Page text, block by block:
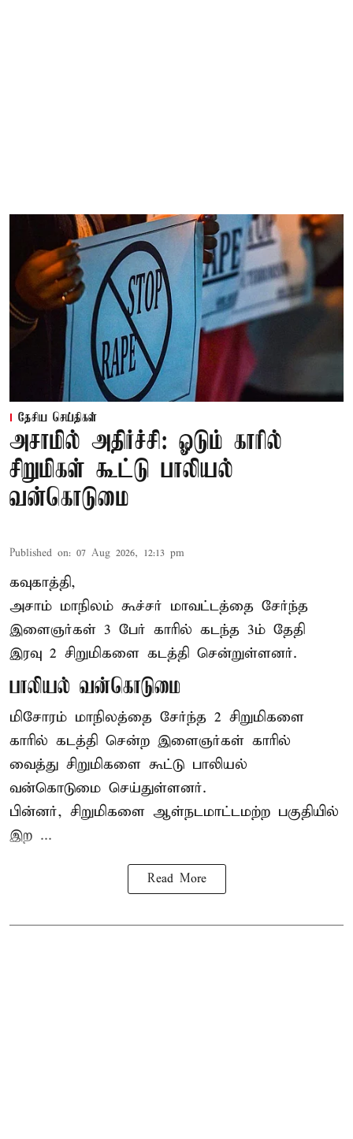
தேசிய செய்திகள்
அசாமில் அதிர்ச்சி: ஓடும் காரில்
சிறுமிகள் கூட்டு பாலியல்
வன்கொடுமை
Published on: 07 Aug 2026, 12:13 pm
கவுகாத்தி,
அசாம் மாநிலம் கூச்சர் மாவட்டத்தை சேர்ந்த
இளைஞர்கள் 3 பேர் காரில் கடந்த 3ம் தேதி
இரவு 2 சிறுமிகளை கடத்தி சென்றுள்ளனர்.
பாலியல் வன்கொடுமை
மிசோரம் மாநிலத்தை சேர்ந்த 2 சிறுமிகளை
காரில் கடத்தி சென்ற இளைஞர்கள் காரில்
வைத்து சிறுமிகளை கூட்டு பாலியல்
வன்கொடுமை செய்துள்ளனர்.
பின்னர், சிறுமிகளை ஆள்நடமாட்டமற்ற பகுதியில்
இற ...
Read More